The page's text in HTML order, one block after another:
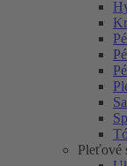
Pleťové